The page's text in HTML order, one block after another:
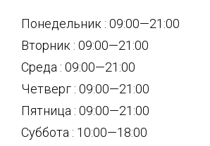
Понедельник : 09:00—21:00
Вторник : 09:00—21:00
Среда : 09:00—21:00
Четверг : 09:00—21:00
Пятница : 09:00—21:00
Суббота : 10:00—18:00